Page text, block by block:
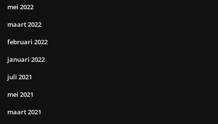
mei 2022
maart 2022
februari 2022
januari 2022
juli 2021
mei 2021
maart 2021